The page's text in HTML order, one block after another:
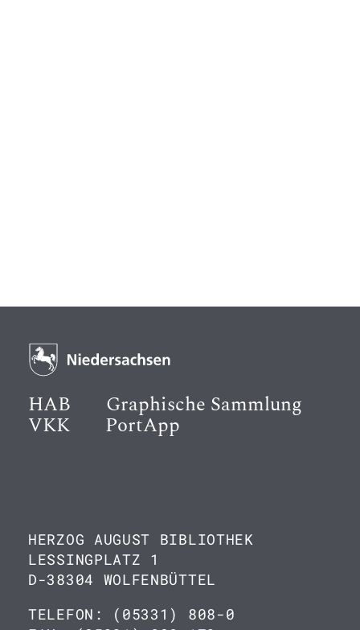
HAB Graphische Sammlung
VKK PortApp
HERZOG AUGUST BIBLIOTHEK
LESSINGPLATZ 1
D-38304 WOLFENBÜTTEL
TELEFON: (05331) 808-0